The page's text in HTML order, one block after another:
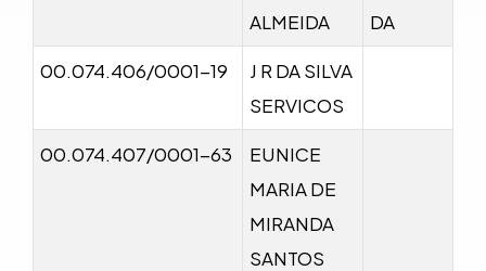
ALMEIDA
DA
00.074.406/0001-19
J R DA SILVA
SERVICOS
00.074.407/0001-63
EUNICE
MARIA DE
MIRANDA
SANTOS